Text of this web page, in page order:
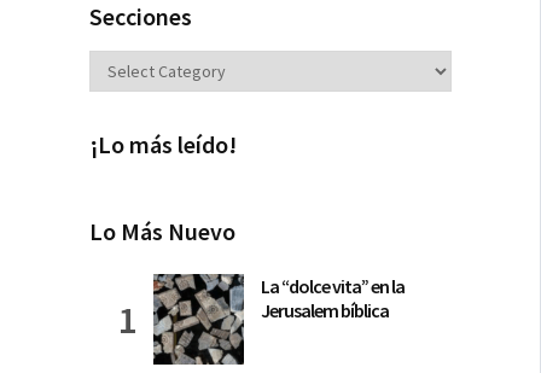
Secciones
Secciones
¡Lo más leído!
Lo Más Nuevo
La “dolce vita” en la
Jerusalem bíblica